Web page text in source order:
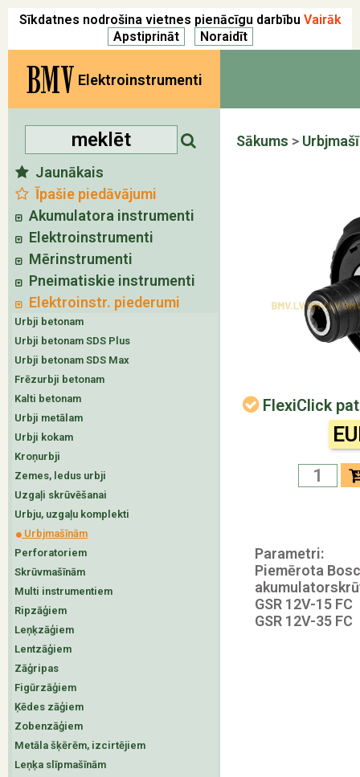
Sīkdatnes nodrošina vietnes pienācīgu darbību Vairāk
BMV Elektroinstrumenti
Jaunākais
Īpašie piedāvājumi
Akumulatora instrumenti
Elektroinstrumenti
Mērinstrumenti
Pneimatiskie instrumenti
Elektroinstr. piederumi
Urbji betonam
Urbji betonam SDS Plus
Urbji betonam SDS Max
Frēzurbji betonam
Kalti betonam
Urbji metālam
Urbji kokam
Kroņurbji
Zemes, ledus urbji
Uzgaļi skrūvēšanai
Urbju, uzgaļu komplekti
Urbjmašīnām
Perforatoriem
Skrūvmašīnām
Multi instrumentiem
Ripzāģiem
Leņķzāģiem
Lentzāģiem
Zāģripas
Figūrzāģiem
Ķēdes zāģiem
Zobenzāģiem
Metāla šķērēm, izcirtējiem
Leņķa slīpmašīnām
Sākums >
FlexiClick
Parametri:
Piemērota
GSR 12V-15 FC
GSR 12V-35 FC